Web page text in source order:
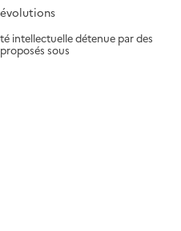
intellectuelle détenue par des
sous